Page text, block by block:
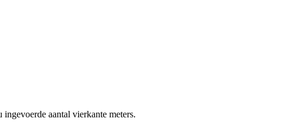
aantal vierkante meters.